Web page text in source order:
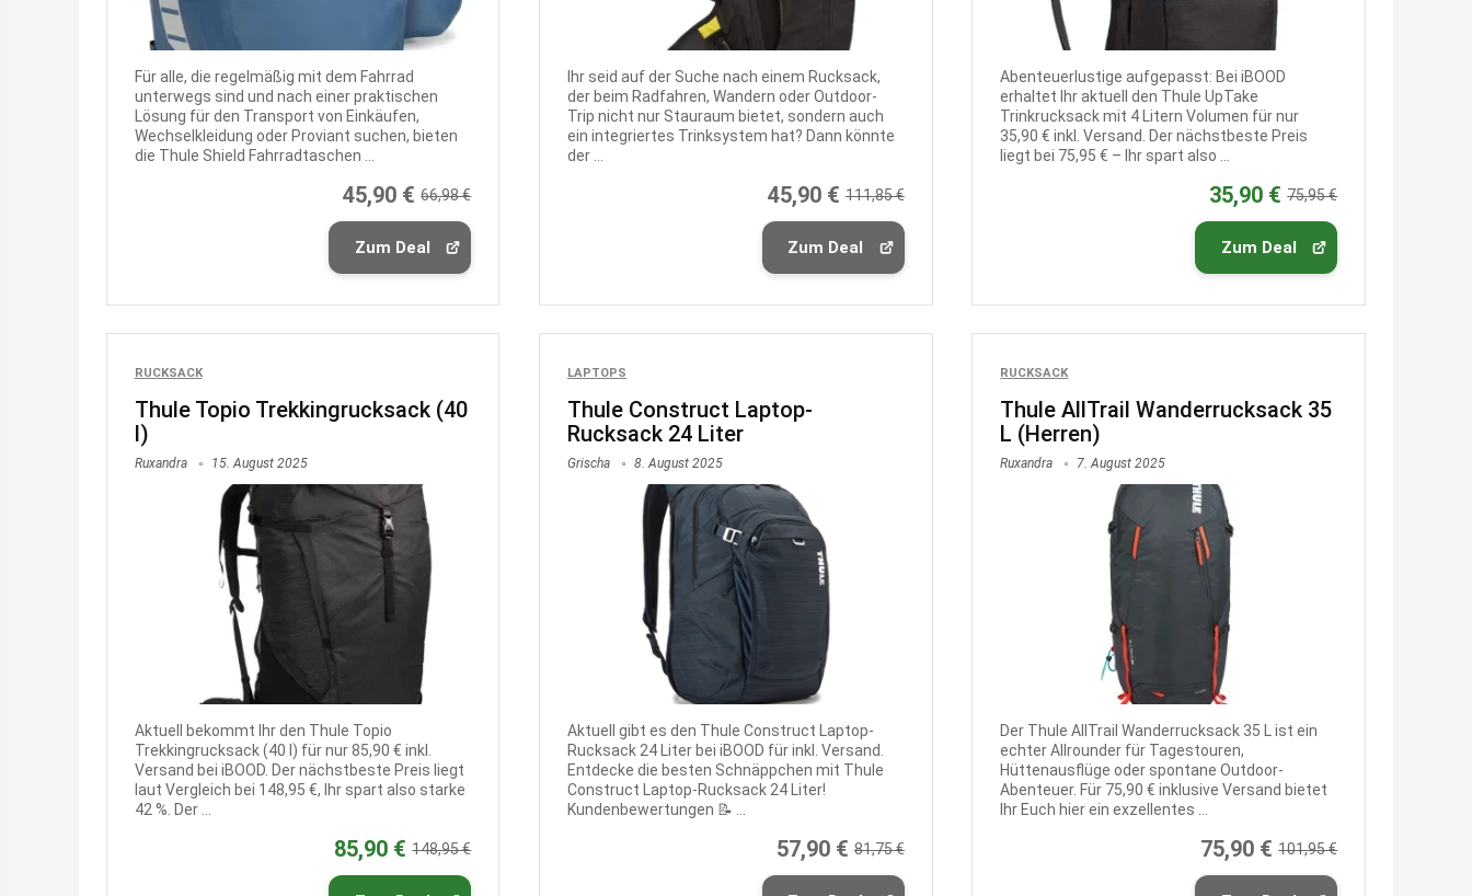
Für alle, die regelmäßig mit dem Fahrrad
unterwegs sind und nach einer praktischen
Lösung für den Transport von Einkäufen,
Wechselkleidung oder Proviant suchen, bieten
die Thule Shield Fahrradtaschen ...
45,90 € 66,98 €
Zum Deal
Ihr seid auf der Suche nach einem Rucksack,
der beim Radfahren, Wandern oder Outdoor-
Trip nicht nur Stauraum bietet, sondern auch
ein integriertes Trinksystem hat? Dann könnte
der ...
45,90 € 111,85 €
Zum Deal
Abenteuerlustige aufgepasst: Bei iBOOD
erhaltet Ihr aktuell den Thule UpTake
Trinkrucksack mit 4 Litern Volumen für nur
35,90 € inkl. Versand. Der nächstbeste Preis
liegt bei 75,95 € – Ihr spart also ...
35,90 €75,95 €
Zum Deal
RUCKSACK
Thule Topio Trekkingrucksack (40
l)
Ruxandra 15. August 2025
Aktuell bekommt Ihr den Thule Topio
Trekkingrucksack (40 l) für nur 85,90 € inkl.
Versand bei iBOOD. Der nächstbeste Preis liegt
laut Vergleich bei 148,95 €, Ihr spart also starke
42 %. Der ...
85,90 € 148,95 €
LAPTOPS
Thule Construct Laptop-
Rucksack 24 Liter
Grischa 8. August 2025
Aktuell gibt es den Thule Construct Laptop-
Rucksack 24 Liter bei iBOOD für inkl. Versand.
Entdecke die besten Schnäppchen mit Thule
Construct Laptop-Rucksack 24 Liter!
Kundenbewertungen 📝 ...
57,90 € 81,75 €
RUCKSACK
Thule AllTrail Wanderrucksack 35
L (Herren)
Ruxandra 7. August 2025
Der Thule AllTrail Wanderrucksack 35 L ist ein
echter Allrounder für Tagestouren,
Hüttenausflüge oder spontane Outdoor-
Abenteuer. Für 75,90 € inklusive Versand bietet
Ihr Euch hier ein exzellentes ...
75,90 € 101,95 €
An 01.08. / Sensodyne Rabatt 3€
/ max. 15.000
www.erlebe-
haleon.de/#aktuelle...
21:27
↩
Gratis medizinische Zahncreme
www.meineapotheke.de/
↩
www.linda.de/vorteile/coupons/...
↩
Joachim
Gratis Hitzewarn-Aufkleber /
verfärbt sich ab 28 Grad /siehe
Text weiter unten
shop.bioeg.de/aufkleber-
achtun...
2:24
↩
Joachim
Gratis personalisierte 7-Tage
Ration Micronährstoffe/ Vitamine
www.dunatura.com/free-trial...